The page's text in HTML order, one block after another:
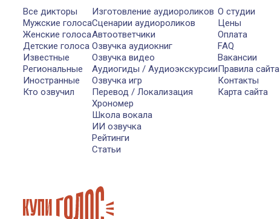
Все дикторы
Мужские голоса
Женские голоса
Детские голоса
Известные
Региональные
Иностранные
Кто озвучил
Изготовление аудиороликов
Сценарии аудиороликов
Автоответчики
Озвучка аудиокниг
Озвучка видео
Аудиогиды / Аудиоэкскурсии
Озвучка игр
Перевод / Локализация
Хрономер
Школа вокала
ИИ озвучка
Рейтинги
Статьи
О студии
Цены
Оплата
FAQ
Вакансии
Правила сайта
Контакты
Карта сайта